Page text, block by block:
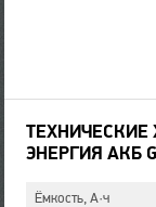
ЭНЕРГИЯ АКБ
Ёмкость, А·ч